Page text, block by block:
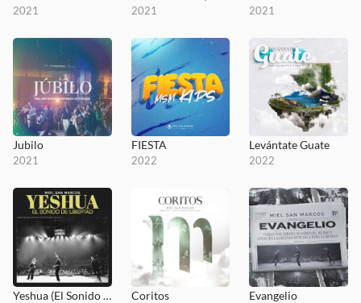
2021 2021 2021
Jubilo
2021
FIESTA
2022
Levántate Guate
2022
Yeshua (El Sonido de Libertad) Coritos Evangelio